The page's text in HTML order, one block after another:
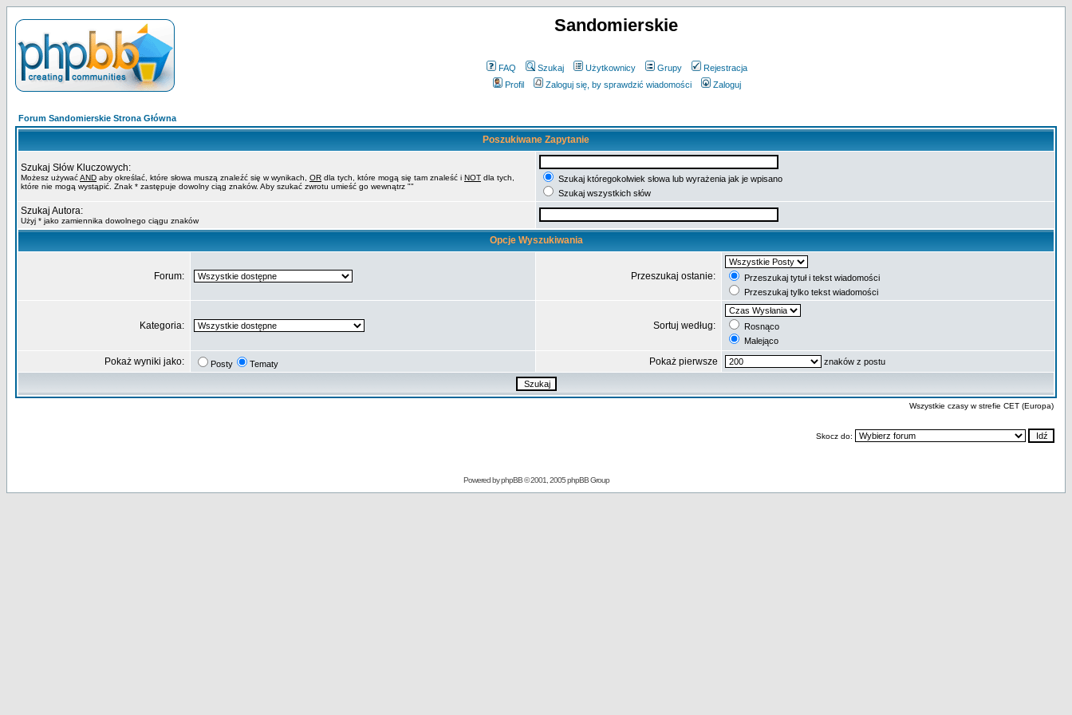
Sandomierskie
FAQ Szukaj Użytkownicy Grupy
Rejestracja
Profil
Zaloguj się, by sprawdzić wiadomości Zaloguj
Forum Sandomierskie Strona Główna
Poszukiwane Zapytanie
Szukaj Słów Kluczowych:
Możesz używaćAND aby określać, które słowa muszą znaleźć się w wynikach, OR dla tych, które mogą się tam znaleść i NOT dla tych,
które nie mogą wystąpić. Znak * zastępuje dowolny ciąg znaków. Aby szukać zwrotu umieść go wewnątrz ""
Szukaj któregokolwiek słowa lub wyrażenia jak je wpisano
Szukaj wszystkich słów
Szukaj Autora:
Użyj * jako zamiennika dowolnego ciągu znaków
Opcje Wyszukiwania
Forum: Przeszukaj ostanie:
Przeszukaj tytuł i tekst wiadomości
Przeszukaj tylko tekst wiadomości
Kategoria: Sortuj według:
Rosnąco
Malejąco
Pokaż wyniki jako: Posty Tematy Pokaż pierwsze znaków z postu
Wszystkie czasy w strefie CET (Europa)
Skocz do:
Powered byphpBB© 2001, 2005 phpBB Group